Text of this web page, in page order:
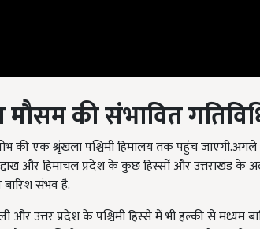
मौसम की संभावित
की एक श्रृंखला पश्चिमी हिमालय तक पहुंच जाएगी.अगले
और हिमाचल प्रदेश के कुछ हिस्सों और उत्तराखंड
संभव है.
उत्तर पश्चिमी भारत का न्यूनतम तापमान 2 से 3